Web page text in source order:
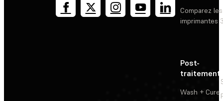
Comparez les
imprimantes
Post-
traitement
Wash + Cure